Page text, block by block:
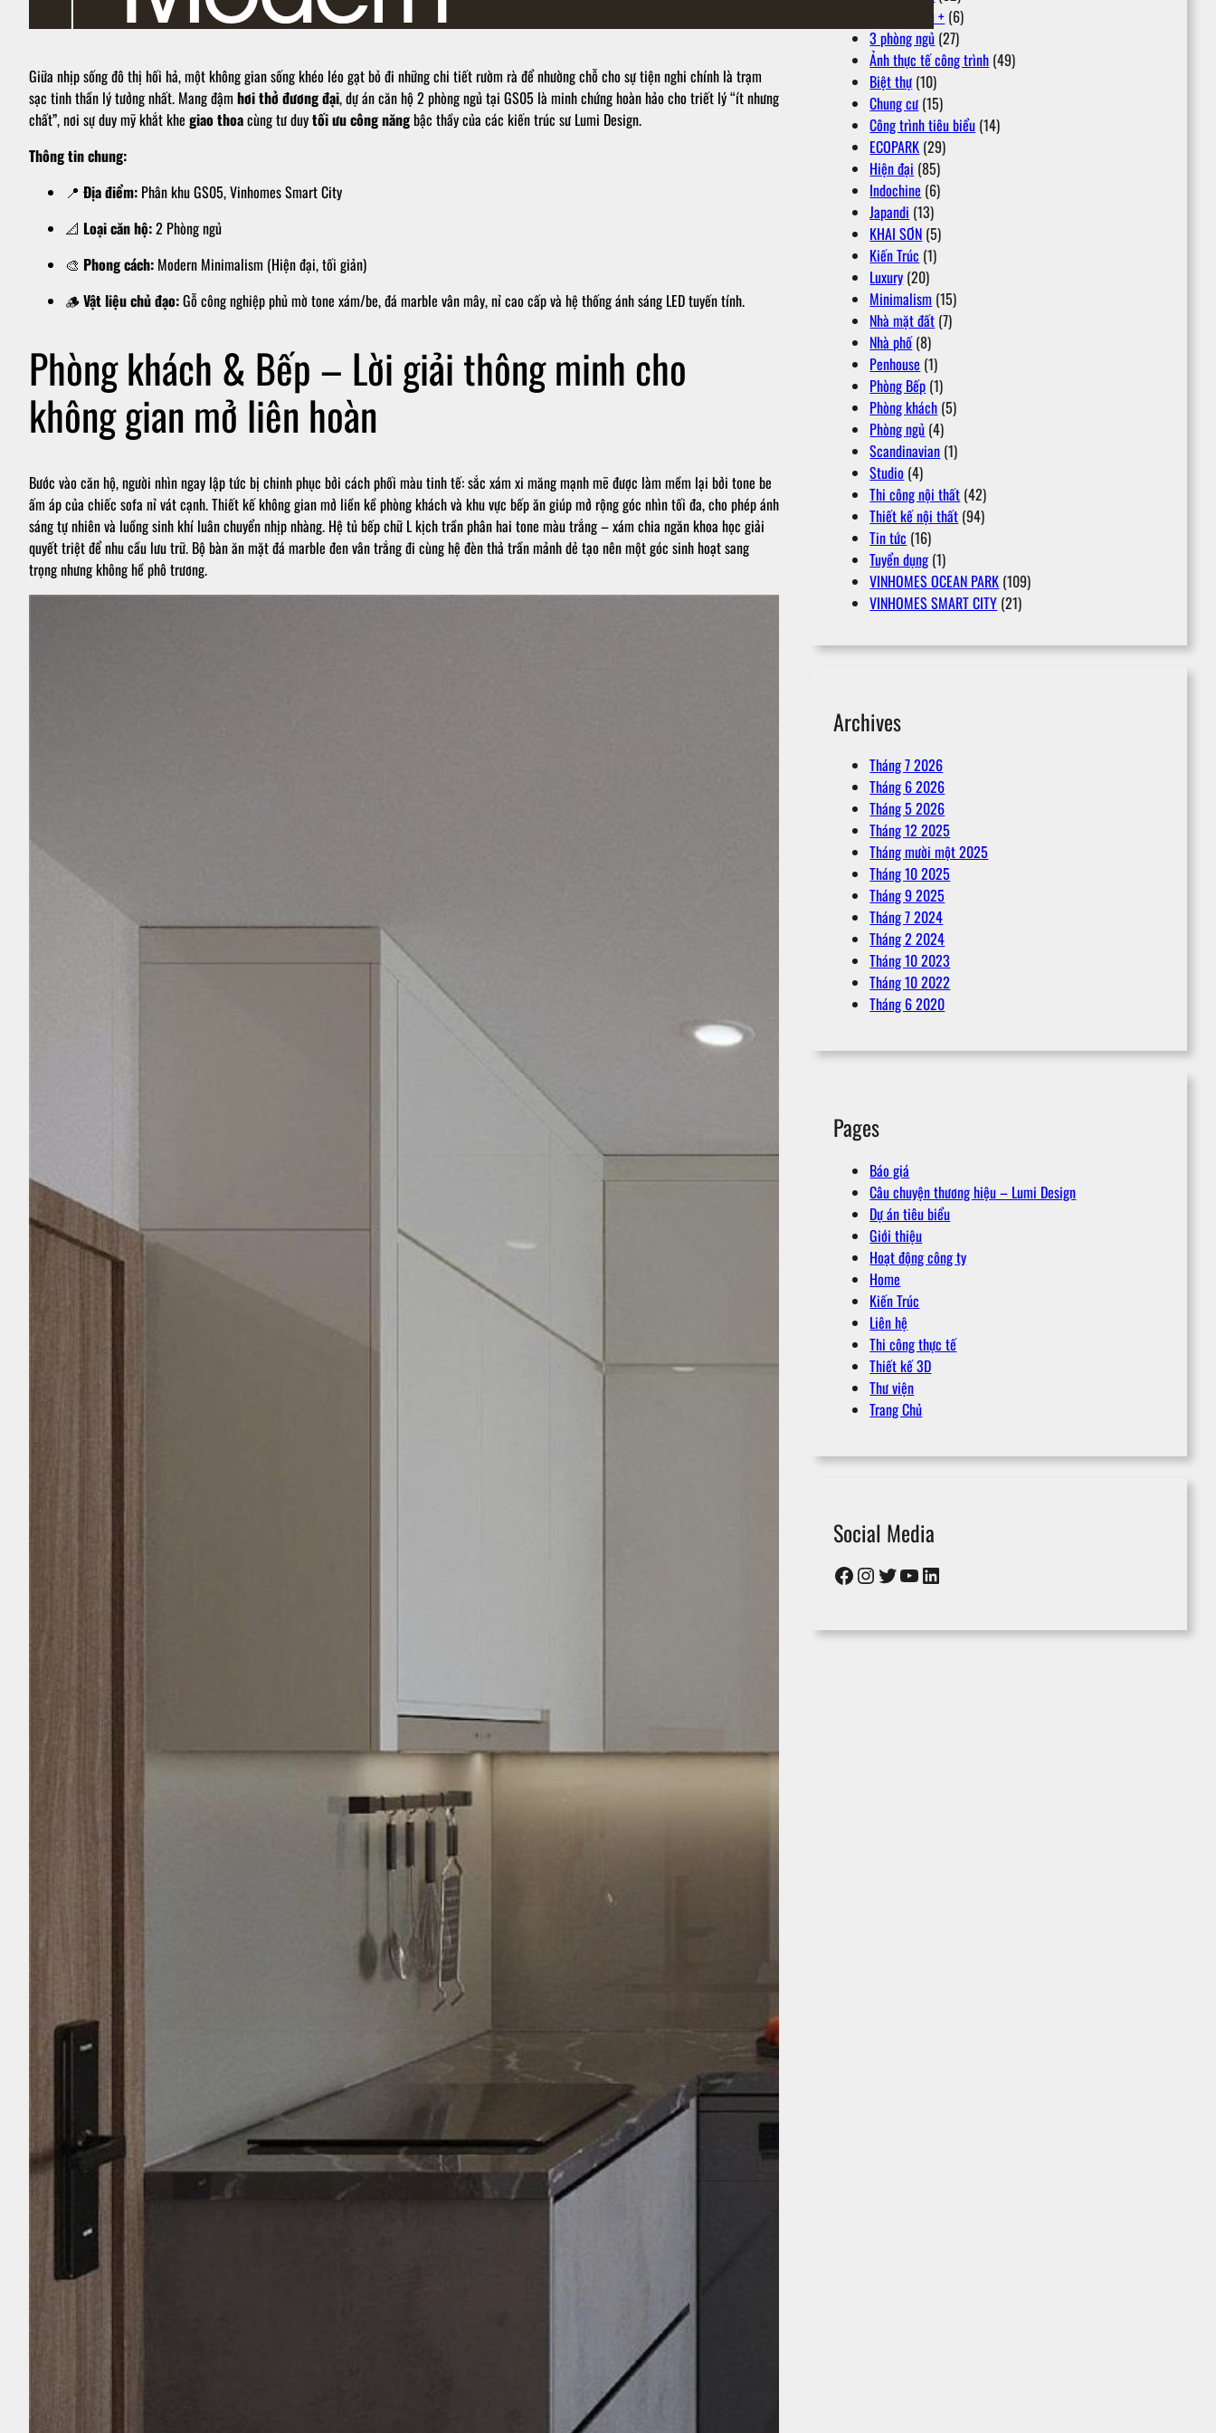
Giữa nhịp sống đô thị hối hả, một không gian sống khéo léo gạt bỏ đi những chi tiết rườm rà để nhường chỗ cho sự tiện nghi chính là trạm
sạc tinh thần lý tưởng nhất. Mang đậm hơi thở đương đại, dự án căn hộ 2 phòng ngủ tại GS05 là minh chứng hoàn hảo cho triết lý “ít nhưng
chất”, nơi sự duy mỹ khắt khe giao thoacùng tư duytối ưu công năngbậc thầy của các kiến trúc sư Lumi Design.
Thông tin chung:
📍 Địa điểm: Phân khu GS05, Vinhomes Smart City
📐 Loại căn hộ:2 Phòng ngủ
🎨 Phong cách: Modern Minimalism (Hiện đại, tối giản)
🪵Vật liệu chủ đạo:Gỗ công nghiệp phủ mờ tone xám/be, đá marble vân mây, nỉ cao cấp và hệ thống ánh sáng LED tuyến tính.
Phòng khách & Bếp – Lời giải thông minh cho
không gian mở liên hoàn
Bước vào căn hộ, người nhìn ngay lập tức bị chinh phục bởi cách phối màu tinh tế: sắc xám xi măng mạnh mẽ được làm mềm lại bởi tone be
ấm áp của chiếc sofa nỉ vát cạnh. Thiết kế không gian mở liền kề phòng khách và khu vực bếp ăn giúp mở rộng góc nhìn tối đa, cho phép ánh
sáng tự nhiên và luồng sinh khí luân chuyển nhịp nhàng. Hệ tủ bếp chữ L kịch trần phân hai tone màu trắng – xám chia ngăn khoa học giải
quyết triệt để nhu cầu lưu trữ. Bộ bàn ăn mặt đá marble đen vân trắng đi cùng hệ đèn thả trần mảnh dẻ tạo nên một góc sinh hoạt sang
trọng nhưng không hề phô trương.
2 phòng ngủ + (6)
3 phòng ngủ (27)
Ảnh thực tế công trình (49)
Biệt thự (10)
Chung cư (15)
Công trình tiêu biểu (14)
ECOPARK (29)
Hiện đại (85)
Indochine (6)
Japandi (13)
KHAI SƠN (5)
Kiến Trúc (1)
Luxury (20)
Minimalism (15)
Nhà mặt đất (7)
Nhà phố(8)
Penhouse (1)
Phòng Bếp (1)
Phòng khách (5)
Phòng ngủ (4)
Scandinavian (1)
Studio (4)
Thi công nội thất (42)
Thiết kế nội thất (94)
Tin tức (16)
Tuyển dụng (1)
VINHOMES OCEAN PARK (109)
VINHOMES SMART CITY (21)
Archives
Tháng 7 2026
Tháng 6 2026
Tháng 5 2026
Tháng 12 2025
Tháng mười một 2025
Tháng 10 2025
Tháng 9 2025
Tháng 7 2024
Tháng 2 2024
Tháng 10 2023
Tháng 10 2022
Tháng 6 2020
Pages
Báo giá
Câu chuyện thương hiệu – Lumi Design
Dự án tiêu biểu
Giới thiệu
Hoạt động công ty
Home
Kiến Trúc
Liên hệ
Thi công thực tế
Thiết kế 3D
Thư viện
Trang Chủ
Social Media
Facebook Instagram Twitter YouTube LinkedIn